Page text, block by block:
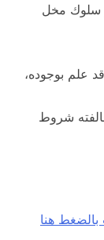
سلوك مخل
علم بوجوده،
شروط